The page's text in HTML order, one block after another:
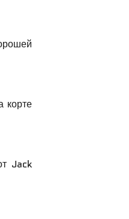
корте
Jack